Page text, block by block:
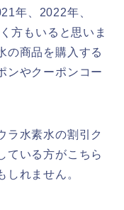
年、2022年、
方もいると思いま
の商品を購入する
ンやクーポンコー
ラ水素水の割引ク
ている方がこちら
れません。